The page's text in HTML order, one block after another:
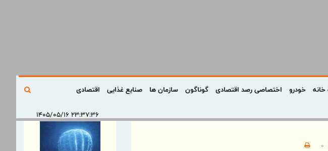
خانه خودرو اختصاصی رصد اقتصادی گوناگون سازمان ها صنایع غذایی اقتصادی
0